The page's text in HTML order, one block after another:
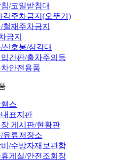
/코일받침대
각주차금지(오뚜기)
철재주차금지
금지
신호봉/삼각대
간판/출차주의등
안전용품
스
내표지판
장 게시판/현황판
유류저장소
비/수방자재보관함
휴게실/안전조회장